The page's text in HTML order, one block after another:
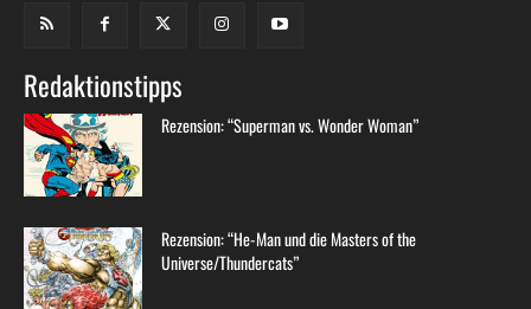
Redaktionstipps
Rezension: “Superman vs. Wonder Woman”
Rezension: “He-Man und die Masters of the
Universe/Thundercats”